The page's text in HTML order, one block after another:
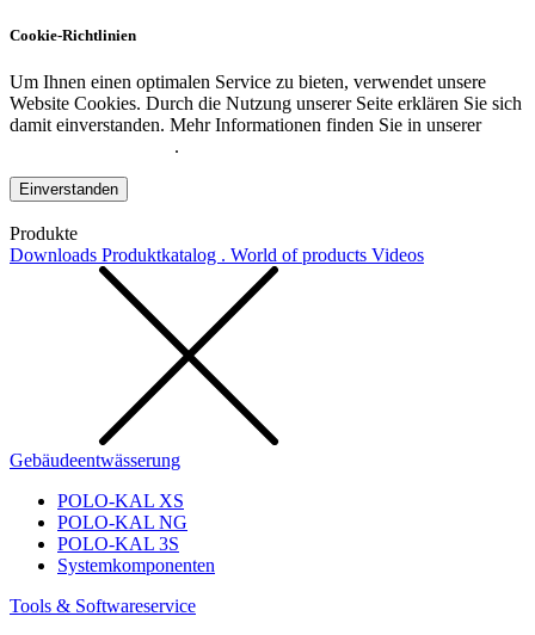
Cookie-Richtlinien
Um Ihnen einen optimalen Service zu bieten, verwendet unsere
Website Cookies. Durch die Nutzung unserer Seite erklären Sie sich
damit einverstanden. Mehr Informationen finden Sie in unserer
.
Einverstanden
Produkte
Downloads Produktkatalog . World of products Videos
Gebäudeentwässerung
POLO-KAL XS
POLO-KAL NG
POLO-KAL 3S
Systemkomponenten
Tools & Softwareservice